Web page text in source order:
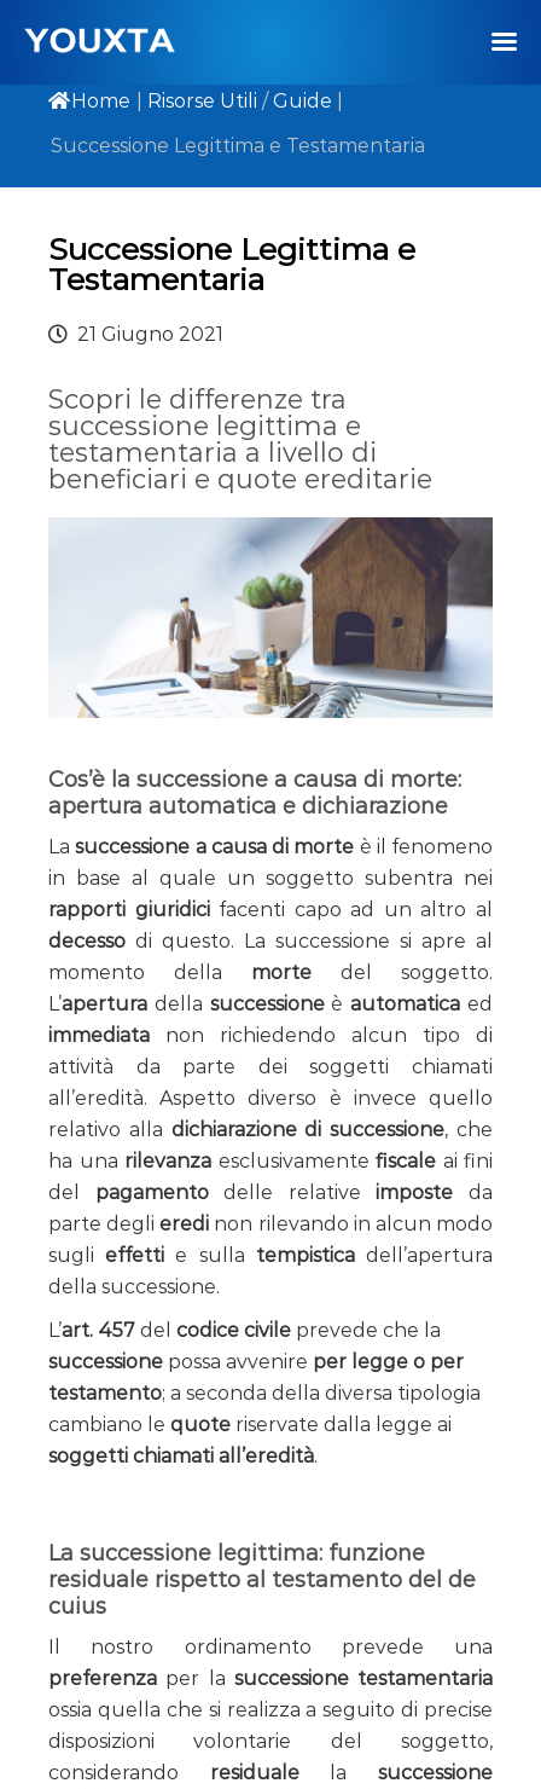
Home Risorse Utili / Guide
Successione Legittima e Testamentaria
Successione Legittima e
Testamentaria
21 Giugno 2021
Scopri le differenze tra
successione legittima e
testamentaria a livello di
beneficiari e quote ereditarie
Cos’è la successione a causa di morte:
apertura automatica e dichiarazione
Lasuccessione a causa di morte è il fenomeno
in base al quale un soggetto subentra nei
rapporti giuridicifacenti capo ad un altro al
decesso di questo. La successione si apre al
momento della morte del soggetto.
L’apertura della successioneèautomatica ed
immediata non richiedendo alcun tipo di
attività da parte dei soggetti chiamati
all’eredità. Aspetto diverso è invece quello
relativo alla dichiarazione di successione, che
ha una rilevanza esclusivamente fiscale ai fini
del pagamentodelle relativeimposte da
parte deglieredi non rilevando in alcun modo
suglieffetti e sulla tempisticadell’apertura
della successione.
L’art. 457 del codice civile prevede che la
successione possa avvenire per legge o per
testamento; a seconda della diversa tipologia
cambiano le quote riservate dalla legge ai
soggetti chiamati all’eredità.
La successione legittima: funzione
residuale rispetto al testamento del de
cuius
Il nostro ordinamento prevede una
preferenza per la successione testamentaria
ossia quella che si realizza a seguito di precise
disposizioni volontarie del soggetto,
considerando residualelasuccessione